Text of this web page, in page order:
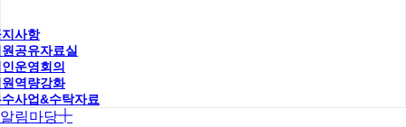
사항
공유자료실
운영회의
역량강화
사업&수탁자료
알림마당